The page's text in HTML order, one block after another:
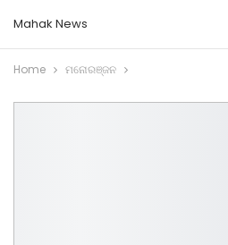
Mahak News
Home ମନୋରଞ୍ଜନ